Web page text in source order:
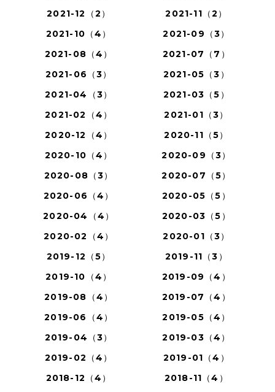
2021-12（2）
2021-11（2）
2021-10（4）
2021-09（3）
2021-08（4）
2021-07（7）
2021-06（3）
2021-05（3）
2021-04（3）
2021-03（5）
2021-02（4）
2021-01（3）
2020-12（4）
2020-11（5）
2020-10（4）
2020-09（3）
2020-08（3）
2020-07（5）
2020-06（4）
2020-05（5）
2020-04（4）
2020-03（5）
2020-02（4）
2020-01（3）
2019-12（5）
2019-11（3）
2019-10（4）
2019-09（4）
2019-08（4）
2019-07（4）
2019-06（4）
2019-05（4）
2019-04（3）
2019-03（4）
2019-02（4）
2019-01（4）
2018-12（4）
2018-11（4）